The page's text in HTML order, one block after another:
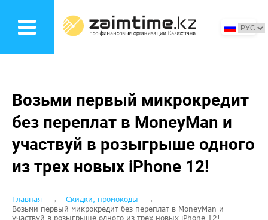
основному
Возьми первый микрокредит
без переплат в MoneyMan и
участвуй в розыгрыше одного
из трех новых iPhone 12!
Строка
Главная
Скидки, промокоды
Возьми первый микрокредит без переплат в MoneyMan и
участвуй в розыгрыше одного из трех новых iPhone 12!